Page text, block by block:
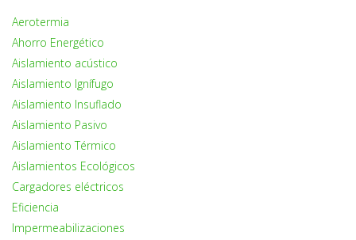
Aerotermia
Ahorro Energético
Aislamiento acústico
Aislamiento Ignífugo
Aislamiento Insuflado
Aislamiento Pasivo
Aislamiento Térmico
Aislamientos Ecológicos
Cargadores eléctricos
Eficiencia
Impermeabilizaciones